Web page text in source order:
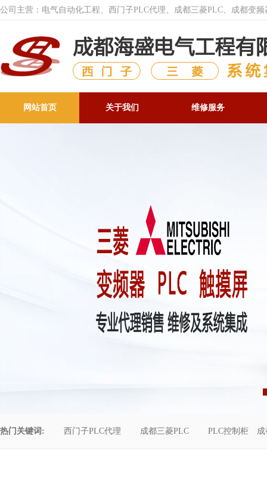
公司主营：电气自动化工程、西门子PLC代理、成都三菱PLC、成都变
网站首页 关于我们 维修服务
热门关键词: 西门子PLC代理 成都三菱PLC PLC控制柜